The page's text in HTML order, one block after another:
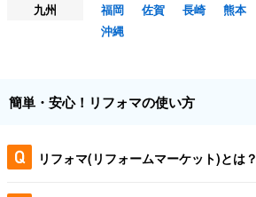
九州
福岡 佐賀 長崎 熊本
沖縄
簡単・安心！リフォマの使い方
リフォマ(リフォームマーケット)とは？